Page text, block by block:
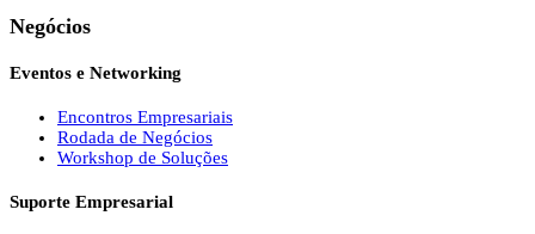
Negócios
Eventos e Networking
Encontros Empresariais
Rodada de Negócios
Workshop de Soluções
Suporte Empresarial